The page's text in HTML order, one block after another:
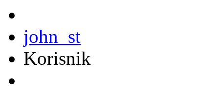
john_st
Korisnik